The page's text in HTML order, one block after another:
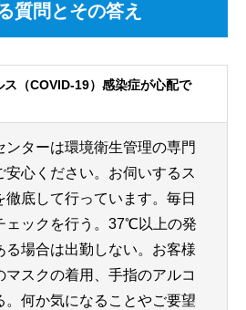
質問とその答え
ス（COVID-19）感染症が心配で
ンターは環境衛生管理の専門
安心ください。お伺いするス
徹底して行っています。毎日
ェックを行う。37℃以上の発
る場合は出勤しない。お客様
スクの着用、手指のアルコ
。何か気になることやご要望